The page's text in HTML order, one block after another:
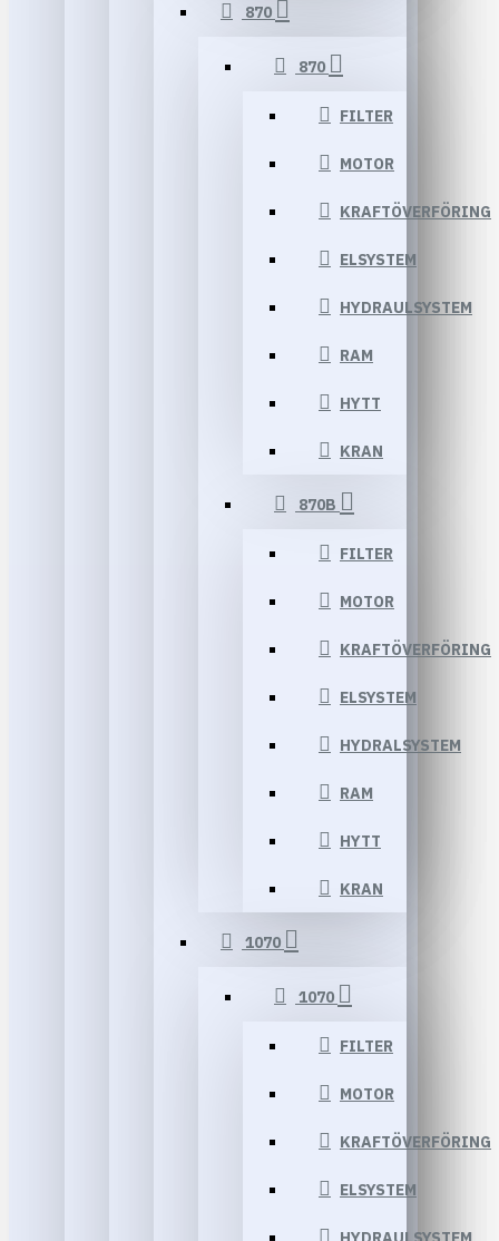
870
870
FILTER
MOTOR
KRAFTÖVERFÖRING
ELSYSTEM
HYDRAULSYSTEM
RAM
HYTT
KRAN
870B
FILTER
MOTOR
KRAFTÖVERFÖRING
ELSYSTEM
HYDRALSYSTEM
RAM
HYTT
KRAN
1070
1070
FILTER
MOTOR
KRAFTÖVERFÖRING
ELSYSTEM